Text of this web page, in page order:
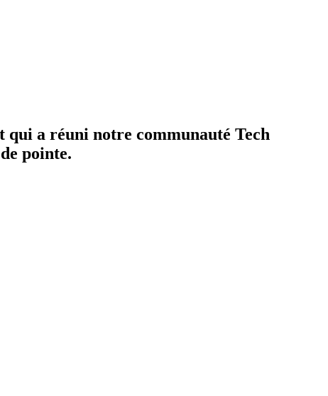
qui a réuni notre communauté Tech
pointe.